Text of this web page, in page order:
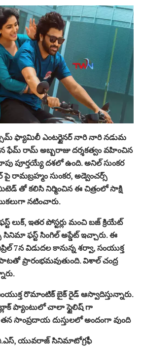
ఫ్యామిలీ ఎంటర్టైనర్ నారి నారి నడుమ
రామ్ అబ్బరాజు దర్శకత్వం వహించిన
పూర్తయ్యే దశలో ఉంది. అనిల్ సుంకర
పై రామబ్రహ్మం సుంకర, అడ్వెంచర్స్
తో కలిసి నిర్మించిన ఈ చిత్రంలో సాక్షి
నటించారు.
లుక్, ఇతర పోస్టర్లు మంచి బజ్ క్రియేట్
ఫస్ట్ సింగిల్ అప్డేట్ ఇచ్చారు. ఈ
7న విడుదల కానున్న శర్వా, సంయుక్త
ప్రారంభమవుతుంది. విశాల్ చంద్ర
రొమాంటిక్ బైక్ రైడ్ ఆస్వాదిస్తున్నారు.
బ్లాక్ ప్యాంటులో చాలా స్టైలిష్ గా
తన సాంప్రదాయ దుస్తులలో అందంగా వుంది
యువరాజ్ సినిమాటోగ్రఫీ